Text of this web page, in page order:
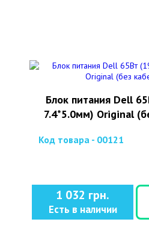
Блок питания Dell
7.4*5.0мм) Original
Код товара - 00121
1 032 грн.
Есть в наличии